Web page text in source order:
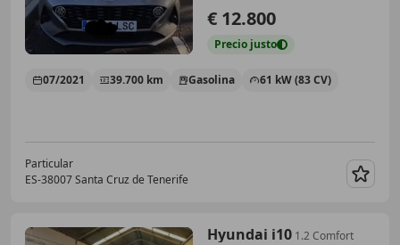
€ 12.800
Precio justo
07/2021 39.700 km Gasolina 61 kW (83 CV)
Particular
ES-38007 Santa Cruz de Tenerife
Hyundai i10 1.2 Comfort